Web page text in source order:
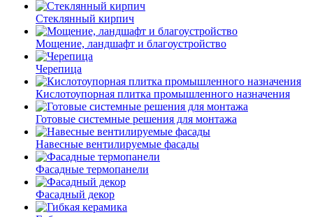
Cтеклянный кирпич
Мощение, ландшафт и благоустройство
Черепица
Кислотоупорная плитка промышленного назначения
Готовые системные решения для монтажа
Навесные вентилируемые фасады
Фасадные термопанели
Фасадный декор